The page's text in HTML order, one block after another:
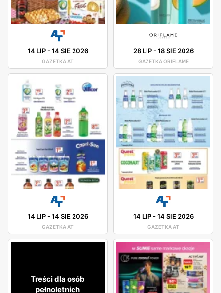
14 LIP-14 SIE 2026
GAZETKA AT
28 LIP-18 SIE 2026
GAZETKA ORIFLAME
14 LIP-14 SIE 2026
GAZETKA AT
14 LIP-14 SIE 2026
GAZETKA AT
Treści dla osób
pełnoletnich